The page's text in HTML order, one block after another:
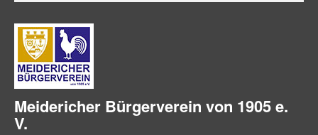
Meidericher Bürger­verein von 1905 e.
V.